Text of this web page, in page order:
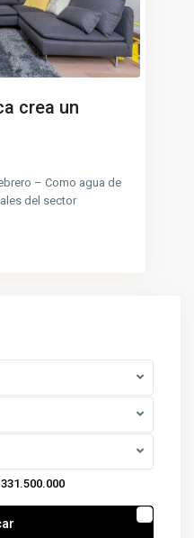
crea un
– Como agua de
del sector